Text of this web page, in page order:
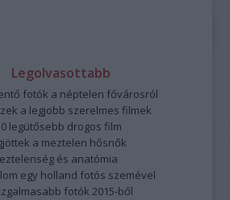
Legolvasottabb
fotók a néptelen fővárosról
a legjobb szerelmes filmek
legütősebb drogos film
a meztelen hősnők
és anatómia
egy holland fotós szemével
fotók 2015-ből